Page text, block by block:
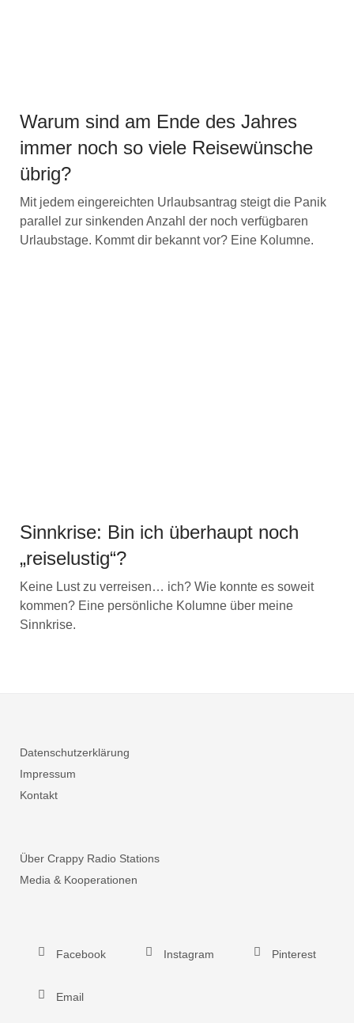
Warum sind am Ende des Jahres
immer noch so viele Reisewünsche
übrig?
Mit jedem eingereichten Urlaubsantrag steigt die Panik
parallel zur sinkenden Anzahl der noch verfügbaren
Urlaubstage. Kommt dir bekannt vor? Eine Kolumne.
Sinnkrise: Bin ich überhaupt noch
„reiselustig“?
Keine Lust zu verreisen… ich? Wie konnte es soweit
kommen? Eine persönliche Kolumne über meine
Sinnkrise.
Datenschutzerklärung
Impressum
Kontakt
Über Crappy Radio Stations
Media & Kooperationen
Facebook Instagram Pinterest
Email